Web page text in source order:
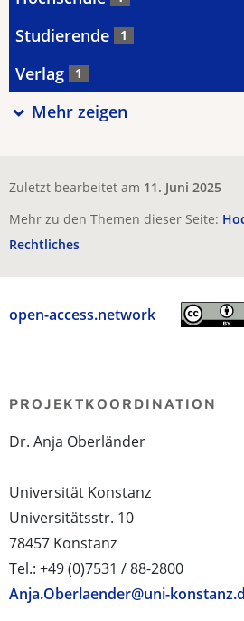
Studierende 1
Verlag 1
Mehr zeigen
Zuletzt bearbeitet am 11. Juni 2025
Mehr zu den Themen dieser Seite:
Rechtliches
open-access.network
PROJEKTKOORDINATION
Dr. Anja Oberländer
Universität Konstanz
Universitätsstr. 10
78457 Konstanz
Tel.: +49 (0)7531 / 88-2800
Anja.Oberlaender@uni-